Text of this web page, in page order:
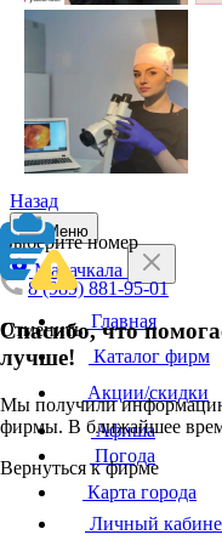
Назад
Выберите номер
8 (989) 881-95-01
Отменить
Спасибо, что
лучше!
Мы получили
фирмы. В ближайшее
Вернуться к фирме
Меню
Махачкала
Главная
Каталог фирм
Акции/скидки
Афиша
Погода
Карта города
Личный